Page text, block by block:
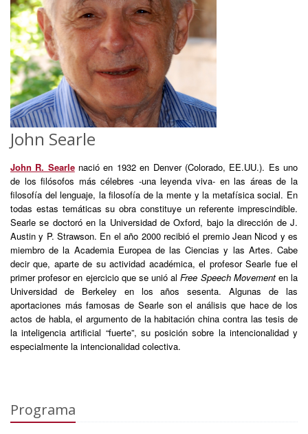
John Searle
John R. Searlenació en 1932 en Denver (Colorado, EE.UU.). Es uno
de los filósofos más célebres -una leyenda viva- en las áreas de la
filosofía del lenguaje, la filosofía de la mente y la metafísica social. En
todas estas temáticas su obra constituye un referente imprescindible.
Searle se doctoró en la Universidad de Oxford, bajo la dirección de J.
Austin y P. Strawson. En el año 2000 recibió el premio Jean Nicod y es
miembro de la Academia Europea de las Ciencias y las Artes. Cabe
decir que, aparte de su actividad académica, el profesor Searle fue el
primer profesor en ejercicio que se unió alFree Speech Movementen la
Universidad de Berkeley en los años sesenta. Algunas de las
aportaciones más famosas de Searle son el análisis que hace de los
actos de habla, el argumento de la habitación china contra las tesis de
la inteligencia artificial “fuerte”, su posición sobre la intencionalidad y
especialmente la intencionalidad colectiva.
Programa